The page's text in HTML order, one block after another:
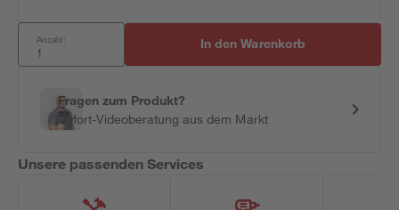
Anzahl: In den Warenkorb
Fragen zum Produkt?
Sofort-Videoberatung aus dem Markt
Unsere passenden Services